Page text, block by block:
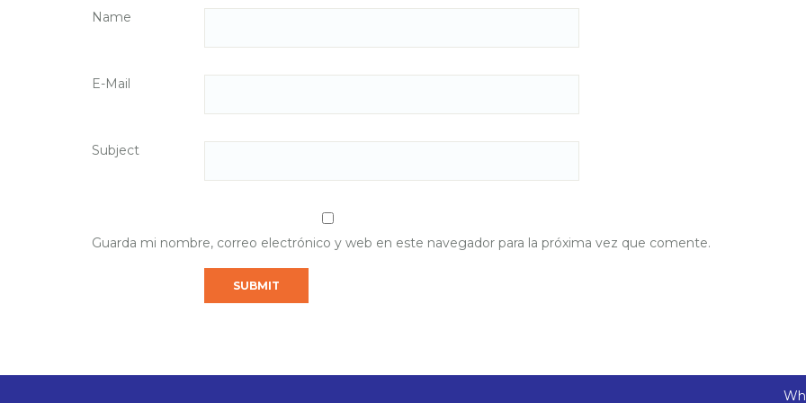
Name
E-Mail
Subject
Guarda mi nombre, correo electrónico y web en este navegador para la próxima vez que comente.